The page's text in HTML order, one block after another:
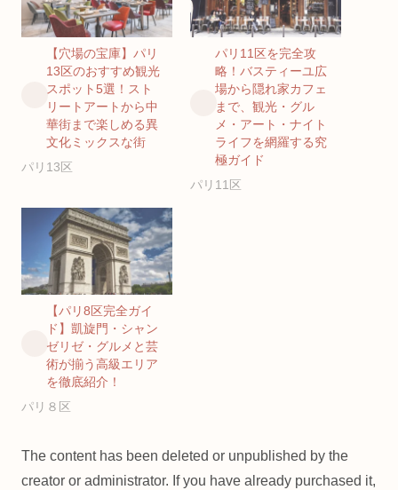
【穴場の宝庫】パリ
13区のおすすめ観光
スポット5選！スト
リートアートから中
華街まで楽しめる異
文化ミックスな街
パリ13区
パリ11区を完全攻
略！バスティーユ広
場から隠れ家カフェ
まで、観光・グル
メ・アート・ナイト
ライフを網羅する究
極ガイド
パリ11区
【パリ8区完全ガイ
ド】凱旋門・シャン
ゼリゼ・グルメと芸
術が揃う高級エリア
を徹底紹介！
パリ８区
The content has been deleted or unpublished by the
creator or administrator. If you have already purchased it,